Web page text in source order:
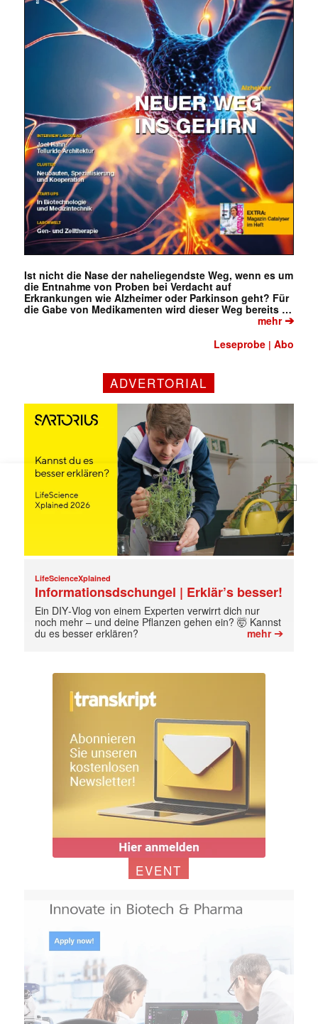
Mit dem |transkript-Newsletter
jede Woche aktuell informiert.
E-
Ist nicht die Nase der naheliegendste Weg, wenn es um
die Entnahme von Proben bei Verdacht auf
Erkrankungen wie Alzheimer oder Parkinson geht? Für
die Gabe von Medikamenten wird dieser Weg bereits …
mehr➔
Leseprobe |Abo
ADVERTORIAL
LifeScienceXplained
Informationsdschungel | Erklär’s besser!
Ein DIY‑Vlog von einem Experten verwirrt dich nur
noch mehr – und deine Pflanzen gehen ein? 🤯 Kannst
du es besser erklären?
mehr➔
EVENT